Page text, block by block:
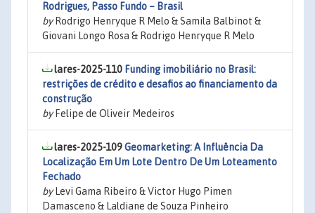
Rodrigues, Passo Fundo – Brasil
byRodrigo Henryque R Melo & Samila Balbinot &
Giovani Longo Rosa & Rodrigo Henryque R Melo
lares-2025-110 Funding imobiliário no Brasil:
restrições de crédito e desafios ao financiamento da
construção
byFelipe de Oliveir Medeiros
lares-2025-109Geomarketing: A Influência Da
Localização Em Um Lote Dentro De Um Loteamento
Fechado
byLevi Gama Ribeiro & Victor Hugo Pimen
Damasceno & Laldiane de Souza Pinheiro